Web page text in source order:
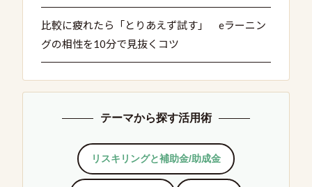
比較に疲れたら「とりあえず試す」 eラーニン
グの相性を10分で見抜くコツ
テーマから探す活用術
リスキリングと補助金/助成金